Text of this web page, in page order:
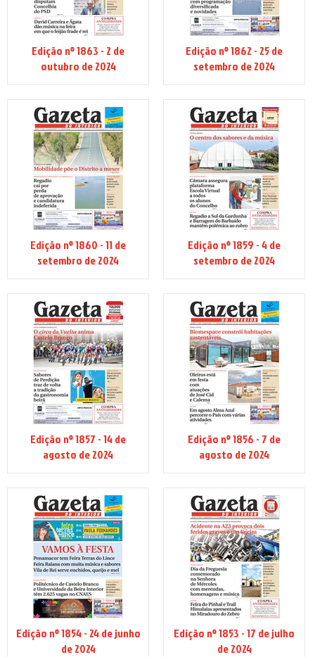
Edição nº 1863 - 2 de
outubro de 2024
Edição nº 1862 - 25 de
setembro de 2024
Edição nº 1860 - 11 de
setembro de 2024
Edição nº 1859 - 4 de
setembro de 2024
Edição nº 1857 - 14 de
agosto de 2024
Edição nº 1856 - 7 de
agosto de 2024
Edição nº 1854 - 24 de junho
de 2024
Edição nº 1853 - 17 de julho
de 2024